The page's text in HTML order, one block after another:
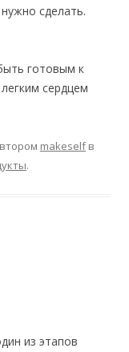
сделать.
готовым к
сердцем
makeselfв
.
из этапов